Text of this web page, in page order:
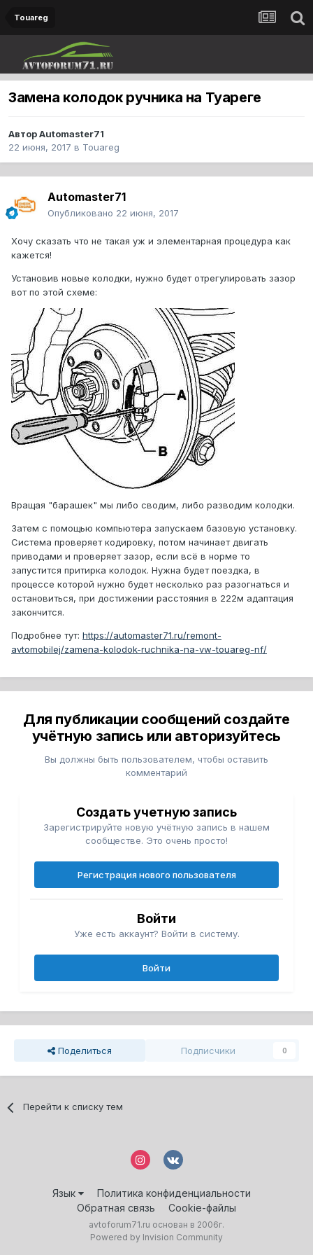
Touareg
Замена колодок ручника на Туареге
АвторAutomaster71
22 июня, 2017 в Touareg
Automaster71
Опубликовано 22 июня, 2017
Хочу сказать что не такая уж и элементарная процедура как
кажется!
Установив новые колодки, нужно будет отрегулировать зазор
вот по этой схеме:
Вращая "барашек" мы либо сводим, либо разводим колодки.
Затем с помощью компьютера запускаем базовую установку.
Система проверяет кодировку, потом начинает двигать
приводами и проверяет зазор, если всё в норме то
запустится притирка колодок. Нужна будет поездка, в
процессе которой нужно будет несколько раз разогнаться и
остановиться, при достижении расстояния в 222м адаптация
закончится.
Подробнее тут: https://automaster71.ru/remont-
avtomobilej/zamena-kolodok-ruchnika-na-vw-touareg-nf/
Для публикации сообщений создайте
учётную запись или авторизуйтесь
Вы должны быть пользователем, чтобы оставить
комментарий
Создать учетную запись
Зарегистрируйте новую учётную запись в нашем
сообществе. Это очень просто!
Регистрация нового пользователя
Войти
Уже есть аккаунт? Войти в систему.
Войти
Поделиться Подписчики 0
Перейти к списку тем
Язык
Политика конфиденциальности
Обратная связь
Cookie-файлы
avtoforum71.ru основан в 2006г.
Powered by Invision Community